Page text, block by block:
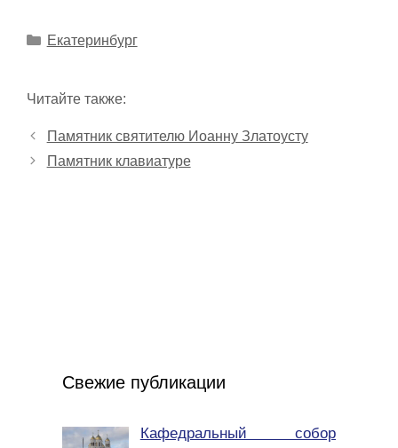
Рубрики
Екатеринбург
Читайте также:
Памятник святителю Иоанну Златоусту
Памятник клавиатуре
Свежие публикации
Кафедральный собор